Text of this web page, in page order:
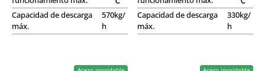
Capacidad de descarga
máx.
570kg/
h
Capacidad de descarga
máx.
330kg/
h